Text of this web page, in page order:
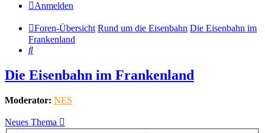
Anmelden
Foren-Übersicht Rund um die Eisenbahn Die Eisenbahn im
Frankenland
Suche
Die Eisenbahn im Frankenland
Moderator: NES
Neues Thema